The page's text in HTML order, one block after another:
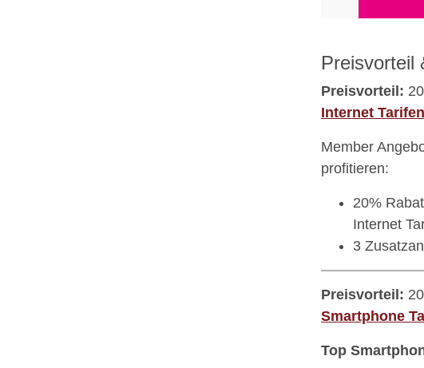
Preisvorteil
Preisvorteil:
Internet Tarifen
Member
profitieren:
20%
Internet
3
Preisvorteil:
Smartphone
Top